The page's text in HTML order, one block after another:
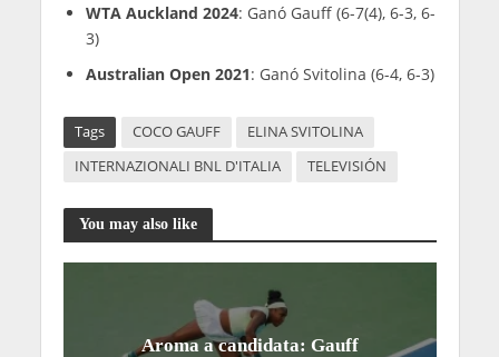
WTA Auckland 2024: Ganó Gauff (6-7(4), 6-3, 6-
3)
Australian Open 2021: Ganó Svitolina (6-4, 6-3)
Tags COCO GAUFF
ELINA SVITOLINA
INTERNAZIONALI BNL D'ITALIA
TELEVISIÓN
You may also like
Aroma a candidata: Gauff